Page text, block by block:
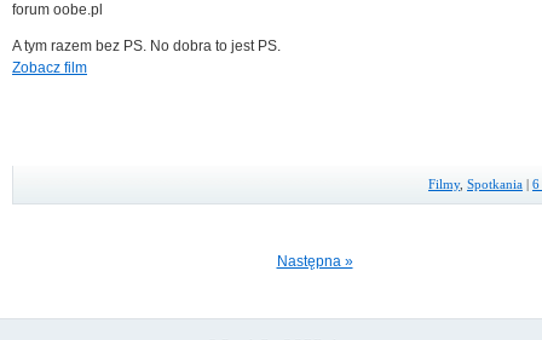
forum oobe.pl
A tym razem bez PS. No dobra to jest PS.
Zobacz film
Filmy, Spotkania 6
Następna »